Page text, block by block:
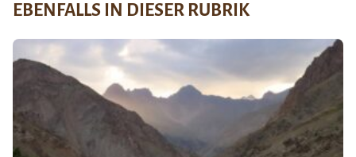
EBENFALLS IN DIESER RUBRIK